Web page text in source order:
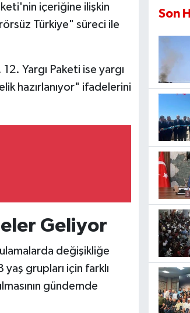
içeriğine ilişkin
Türkiye" süreci ile
Yargı Paketi ise yargı
hazırlanıyor" ifadelerini
Geliyor
değişikliğe
grupları için farklı
gündemde
Son